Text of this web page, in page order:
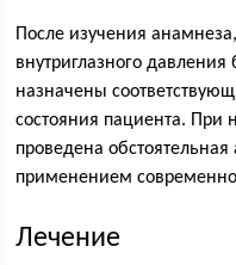
После изучения
внутриглазного
назначены
состояния пациента. При
проведена обстоятельная
применением
Лечение